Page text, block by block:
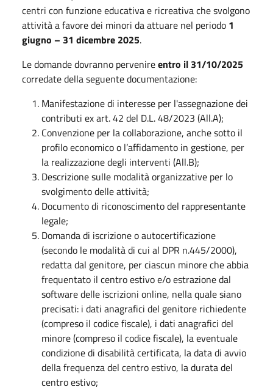
centri con funzione educativa e ricreativa che svolgono
attività a favore dei minori da attuare nel periodo 1
giugno – 31 dicembre 2025.
Le domande dovranno pervenireentro il 31/10/2025
corredate della seguente documentazione:
Manifestazione di interesse per l'assegnazione dei
contributi ex art. 42 del D.L. 48/2023 (All.A);
Convenzione per la collaborazione, anche sotto il
profilo economico o l’affidamento in gestione, per
la realizzazione degli interventi (All.B);
Descrizione sulle modalità organizzative per lo
svolgimento delle attività;
Documento di riconoscimento del rappresentante
legale;
Domanda di iscrizione o autocertificazione
(secondo le modalità di cui al DPR n.445/2000),
redatta dal genitore, per ciascun minore che abbia
frequentato il centro estivo e/o estrazione dal
software delle iscrizioni online, nella quale siano
precisati: i dati anagrafici del genitore richiedente
(compreso il codice fiscale), i dati anagrafici del
minore (compreso il codice fiscale), la eventuale
condizione di disabilità certificata, la data di avvio
della frequenza del centro estivo, la durata del
centro estivo;